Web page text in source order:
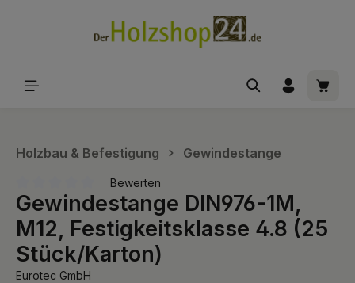
Holzbau & Befestigung Gewindestange
Durchschnittliche Bewertung von 0 von 5 Sternen
Bewerten
Gewindestange DIN976-1M,
M12, Festigkeitsklasse 4.8 (25
Stück/Karton)
Eurotec GmbH